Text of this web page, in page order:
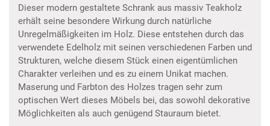
Dieser modern gestaltete Schrank aus massiv Teakholz
erhält seine besondere Wirkung durch natürliche
Unregelmäßigkeiten im Holz. Diese entstehen durch das
verwendete Edelholz mit seinen verschiedenen Farben und
Strukturen, welche diesem Stück einen eigentümlichen
Charakter verleihen und es zu einem Unikat machen.
Maserung und Farbton des Holzes tragen sehr zum
optischen Wert dieses Möbels bei, das sowohl dekorative
Möglichkeiten als auch genügend Stauraum bietet.